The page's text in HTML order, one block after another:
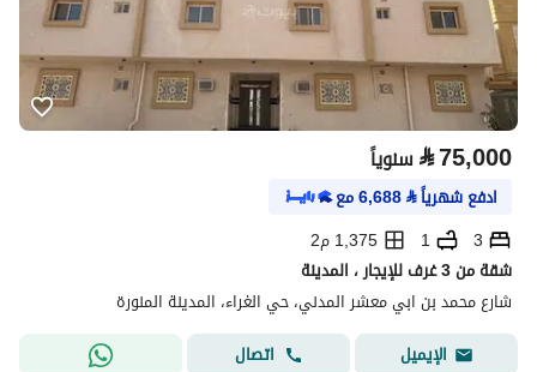
⃁75,000 سنوياً
ادفع شهرياً⃁
6,688مع
3
1
1,375 م2
شقة من 3 غرف للإيجار ، المدينة
شارع محمد بن ابي معشر المدني، حي الغراء، المدينة المنورة
الإيميل
اتصال